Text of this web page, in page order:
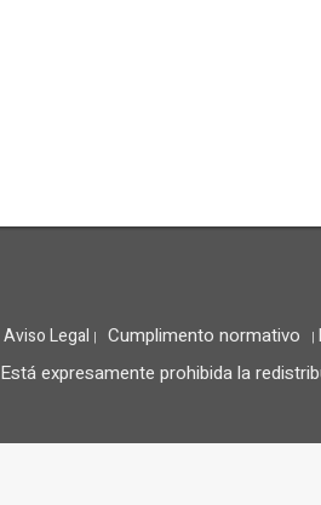
Aviso Legal | Cumplimento normativo |
Está expresamente prohibida la